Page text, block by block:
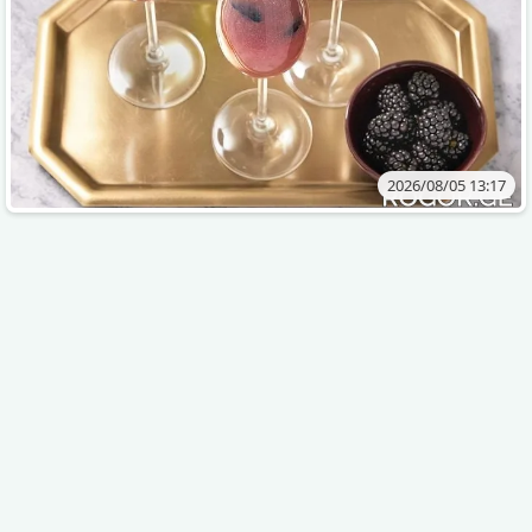
2026/08/05 13:17